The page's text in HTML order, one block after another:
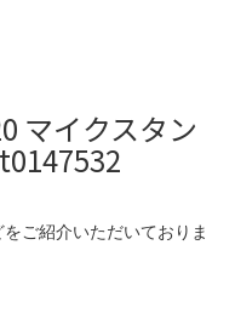
マイクスタン
ご紹介いただいておりま